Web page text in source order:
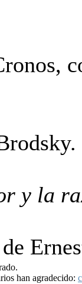
y la
han agradecido: